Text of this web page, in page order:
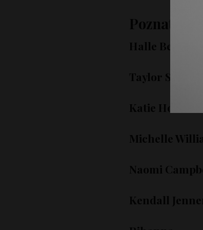
Poznate
Halle Berry
Taylor Swift
Katie Holmes
Michelle
Naomi
Kendall